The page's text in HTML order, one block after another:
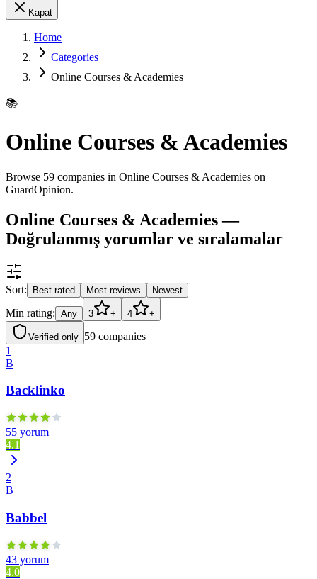
Kapat
Home
Categories
Online Courses & Academies
📚
Online Courses & Academies
Browse 59 companies in Online Courses & Academies on
GuardOpinion.
Online Courses & Academies —
Doğrulanmış yorumlar ve sıralamalar
Sort: Best rated Most reviews Newest
Min rating: Any 3 + 4 +
Verified only 59 companies
1
B
Backlinko
55 yorum
4.1
2
B
Babbel
43 yorum
4.0